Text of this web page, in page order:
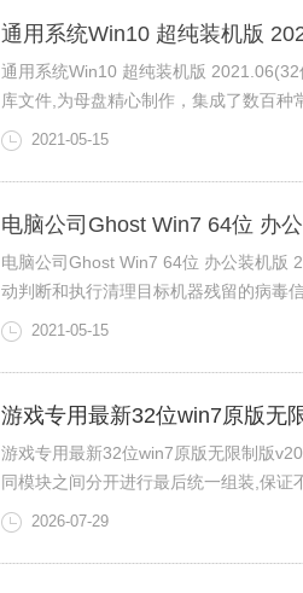
通用系统Win10 超纯装机版
通用系统Win10 超纯装机版
库文件,为母盘精心制作，集成了数百种
2021-05-15
电脑公司Ghost Win7 64位 办
电脑公司Ghost Win7 64位 办公装机版
动判断和执行清理目标机器残留的病毒
2021-05-15
游戏专用最新32位win7原版无
游戏专用最新32位win7原版无限制版
同模块之间分开进行最后统一组装,保证
2026-07-29